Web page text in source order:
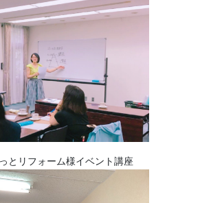
とリフォーム様イベント講座